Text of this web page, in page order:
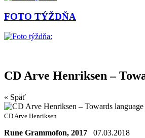
FOTO TÝŽDŇA
CD Arve Henriksen –
« Späť
CD Arve Henriksen
Rune Grammofon, 2017 07.03.2018